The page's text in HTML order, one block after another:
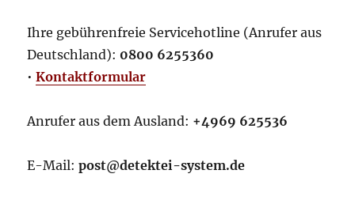
Ihre gebührenfreie Servicehotline (Anrufer aus
Deutschland): 0800 6255360
•Kontaktformular
Anrufer aus dem Ausland: +4969 625536
E-Mail:post@detektei-system.de